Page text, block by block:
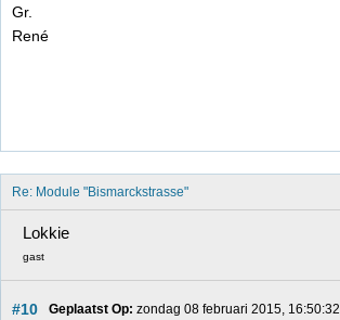
Gr.
René
Re: Module "Bismarckstrasse"
Lokkie
gast
#10 Geplaatst Op: zondag 08 februari 2015, 16:50:32